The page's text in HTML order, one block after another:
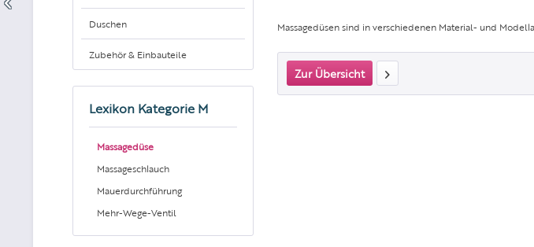
Duschen
Zubehör & Einbauteile
Lexikon Kategorie M
Massagedüse
Massageschlauch
Mauerdurchführung
Mehr-Wege-Ventil
Massagedüsen sind in verschiedenen Material- und
Zur Übersicht